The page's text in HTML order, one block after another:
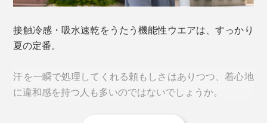
接触冷感・吸水速乾をうたう機能性ウエアは、すっかり
夏の定番。
汗を一瞬で処理してくれる頼もしさはありつつ、着心地
に違和感を持つ人も多いのではないでしょうか。